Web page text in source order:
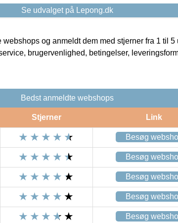
Se udvalget på Lepong.dk
og anmeldt dem med stjerner fra 1 til 5
brugervenlighed, betingelser,
Bedst anmeldte webshops
Stjerner Link
Besøg
Besøg
Besøg
Besøg
Besøg